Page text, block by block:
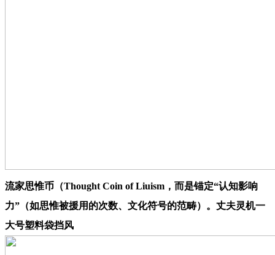
流家思惟币（Thought Coin of Liuism，而是锚定“认知影响
力”（如思惟被援用的次数、文化符号的范畴）。丈夫灵机一
大号塑料袋挡风